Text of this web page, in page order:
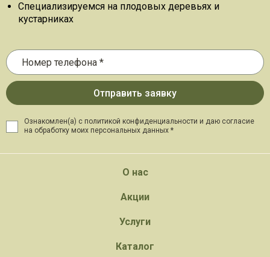
Специализируемся на плодовых деревьях и
кустарниках
Ознакомлен(а) с политикой конфиденциальности и даю согласие
на обработку моих персональных данных *
О нас
Акции
Услуги
Каталог